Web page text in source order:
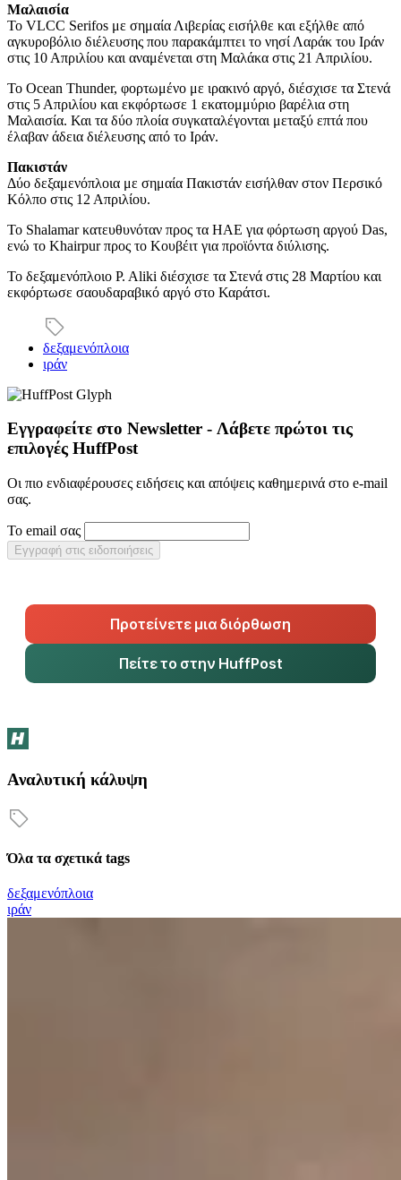
Μαλαισία
Το VLCC Serifos με σημαία Λιβερίας εισήλθε και εξήλθε από
αγκυροβόλιο διέλευσης που παρακάμπτει το νησί Λαράκ του Ιράν
στις 10 Απριλίου και αναμένεται στη Μαλάκα στις 21 Απριλίου.
Το Ocean Thunder, φορτωμένο με ιρακινό αργό, διέσχισε τα Στενά
στις 5 Απριλίου και εκφόρτωσε 1 εκατομμύριο βαρέλια στη
Μαλαισία. Και τα δύο πλοία συγκαταλέγονται μεταξύ επτά που
έλαβαν άδεια διέλευσης από το Ιράν.
Πακιστάν
Δύο δεξαμενόπλοια με σημαία Πακιστάν εισήλθαν στον Περσικό
Κόλπο στις 12 Απριλίου.
Το Shalamar κατευθυνόταν προς τα ΗΑΕ για φόρτωση αργού Das,
ενώ το Khairpur προς το Κουβέιτ για προϊόντα διύλισης.
Το δεξαμενόπλοιο P. Aliki διέσχισε τα Στενά στις 28 Μαρτίου και
εκφόρτωσε σαουδαραβικό αργό στο Καράτσι.
δεξαμενόπλοια
ιράν
Εγγραφείτε στο Newsletter - Λάβετε πρώτοι τις
επιλογές HuffPost
Οι πιο ενδιαφέρουσες ειδήσεις και απόψεις καθημερινά στο e-mail
σας.
Το email σας
Εγγραφή στις ειδοποιήσεις
Προτείνετε μια διόρθωση
Πείτε το στην HuffPost
Αναλυτική κάλυψη
Όλα τα σχετικά tags
δεξαμενόπλοια
ιράν